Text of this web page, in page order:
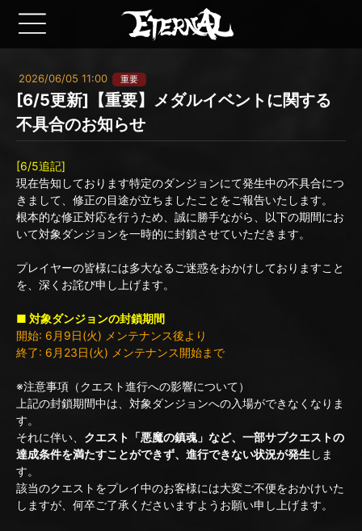
2026/06/05 11:00 重要
[6/5更新]【重要】メダルイベントに関する
不具合のお知らせ
[6/5追記]
現在告知しております特定のダンジョンにて発生中の不具合につ
きまして、修正の目途が立ちましたことをご報告いたします。
根本的な修正対応を行うため、誠に勝手ながら、以下の期間にお
いて対象ダンジョンを一時的に封鎖させていただきます。
プレイヤーの皆様には多大なるご迷惑をおかけしておりますこと
を、深くお詫び申し上げます。
■ 対象ダンジョンの封鎖期間
開始: 6月9日(火) メンテナンス後より
終了: 6月23日(火) メンテナンス開始まで
※注意事項（クエスト進行への影響について）
上記の封鎖期間中は、対象ダンジョンへの入場ができなくなりま
す。
それに伴い、 クエスト「悪魔の鎮魂」など、一部サブクエストの
達成条件を満たすことができず、進行できない状況が発生 しま
す。
該当のクエストをプレイ中のお客様には大変ご不便をおかけいた
しますが、何卒ご了承くださいますようお願い申し上げます。